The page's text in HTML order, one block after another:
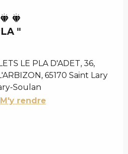
"
LE PLA D'ADET, 36,
65170 Saint Lary
Soulan
M'y rendre